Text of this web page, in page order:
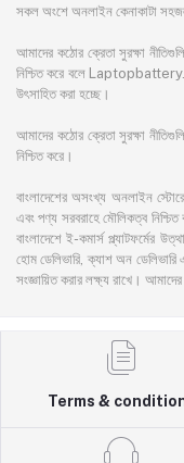
সকল অংশে অনলাইন কেনাকাটা
আমাদের কঠোর ক্রেতা সুরক্ষা
নিশ্চিত করে বলে
উৎসাহিত করা হচ্ছে।
আমাদের কঠোর ক্রেতা সুরক্ষা
নিশ্চিত করে।
বাংলাদেশের অসংখ্য অনলাইন
এবং পণ্য সরবরাহে মৌলিকত্ব
বাংলাদেশে ই-কমার্স প্ল্যাটফর্মের
হোম ডেলিভারি, ক্যাশ অন
সংজ্ঞায়িত করার লক্ষ্য রাখে।
Terms &